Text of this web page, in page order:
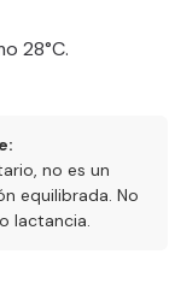
28°C.
no es un
equilibrada. No
lactancia.